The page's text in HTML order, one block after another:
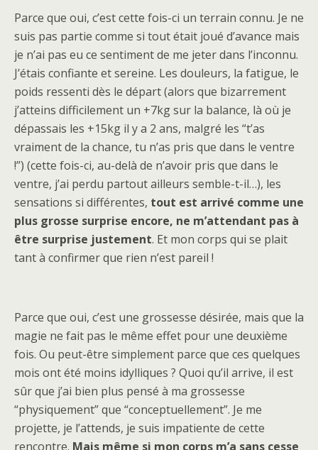
Parce que oui, c’est cette fois-ci un terrain connu. Je ne
suis pas partie comme si tout était joué d’avance mais
je n’ai pas eu ce sentiment de me jeter dans l’inconnu.
J’étais confiante et sereine. Les douleurs, la fatigue, le
poids ressenti dès le départ (alors que bizarrement
j’atteins difficilement un +7kg sur la balance, là où je
dépassais les +15kg il y a 2 ans, malgré les “t’as
vraiment de la chance, tu n’as pris que dans le ventre
!”) (cette fois-ci, au-delà de n’avoir pris que dans le
ventre, j’ai perdu partout ailleurs semble-t-il…), les
sensations si différentes, tout est arrivé comme une
plus grosse surprise encore, ne m’attendant pas à
être surprise justement. Et mon corps qui se plait
tant à confirmer que rien n’est pareil !
Parce que oui, c’est une grossesse désirée, mais que la
magie ne fait pas le même effet pour une deuxième
fois. Ou peut-être simplement parce que ces quelques
mois ont été moins idylliques ? Quoi qu’il arrive, il est
sûr que j’ai bien plus pensé à ma grossesse
“physiquement” que “conceptuellement”. Je me
projette, je l’attends, je suis impatiente de cette
rencontre. Mais même si mon corps m’a sans cesse